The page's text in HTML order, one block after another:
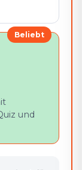
Beliebt
und